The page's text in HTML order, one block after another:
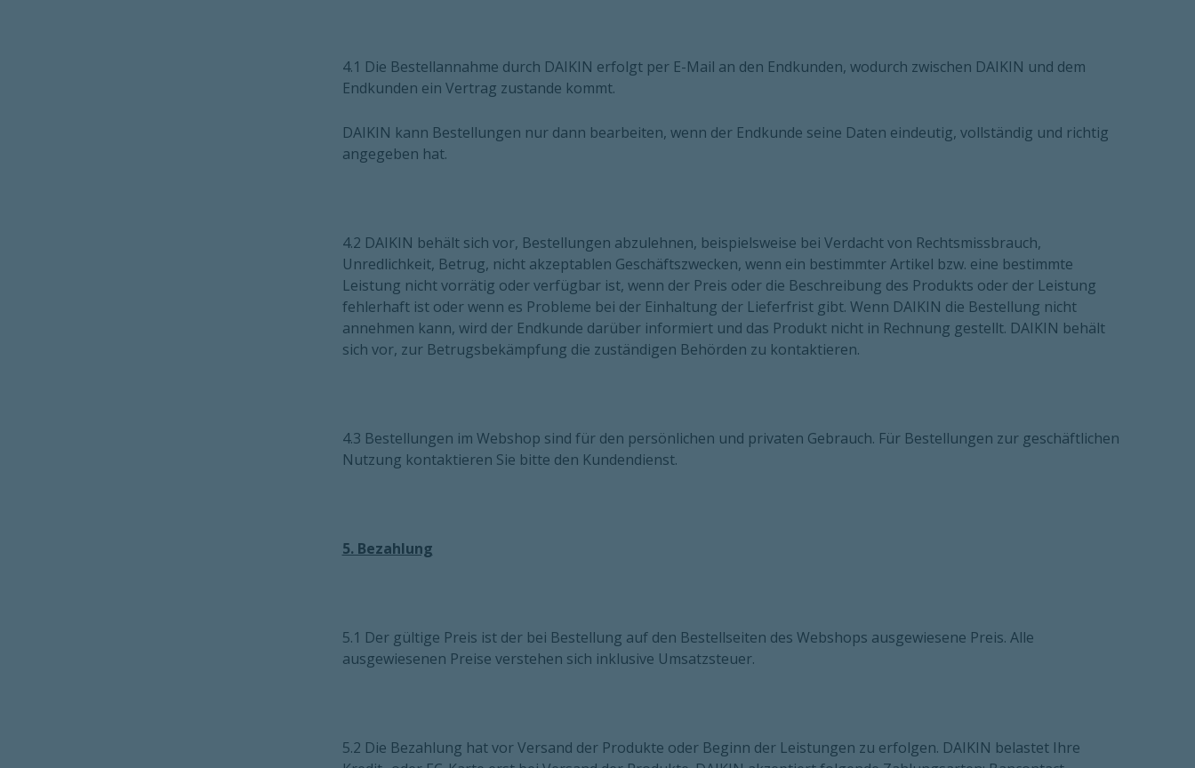
4.1 Die Bestellannahme durch DAIKIN erfolgt per E-Mail an den Endkunden, wodurch zwischen DAIKIN und dem
Endkunden ein Vertrag zustande kommt.
DAIKIN kann Bestellungen nur dann bearbeiten, wenn der Endkunde seine Daten eindeutig, vollständig und richtig
angegeben hat.
4.2 DAIKIN behält sich vor, Bestellungen abzulehnen, beispielsweise bei Verdacht von Rechtsmissbrauch,
Unredlichkeit, Betrug, nicht akzeptablen Geschäftszwecken, wenn ein bestimmter Artikel bzw. eine bestimmte
Leistung nicht vorrätig oder verfügbar ist, wenn der Preis oder die Beschreibung des Produkts oder der Leistung
fehlerhaft ist oder wenn es Probleme bei der Einhaltung der Lieferfrist gibt. Wenn DAIKIN die Bestellung nicht
annehmen kann, wird der Endkunde darüber informiert und das Produkt nicht in Rechnung gestellt. DAIKIN behält
sich vor, zur Betrugsbekämpfung die zuständigen Behörden zu kontaktieren.
4.3 Bestellungen im Webshop sind für den persönlichen und privaten Gebrauch. Für Bestellungen zur geschäftlichen
Nutzung kontaktieren Sie bitte den Kundendienst.
5. Bezahlung
5.1 Der gültige Preis ist der bei Bestellung auf den Bestellseiten des Webshops ausgewiesene Preis. Alle
ausgewiesenen Preise verstehen sich inklusive Umsatzsteuer.
5.2 Die Bezahlung hat vor Versand der Produkte oder Beginn der Leistungen zu erfolgen. DAIKIN belastet Ihre